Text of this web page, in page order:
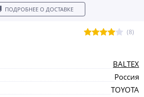
(8)
ПОДРОБНЕЕ О ДОСТАВКЕ
BALTEX
Россия
TOYOTA